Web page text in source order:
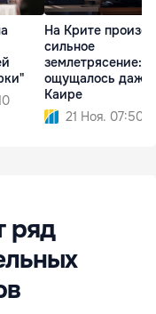
На Крите
сильное
землетрясение:
ощущалось даже
Каире
21 Ноя. 07:50
ряд